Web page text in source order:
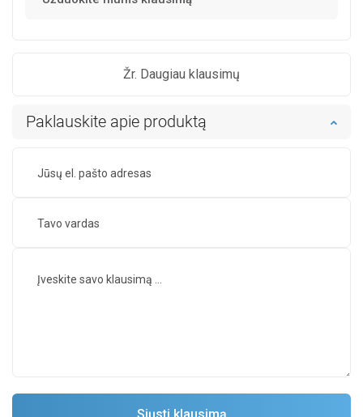
Žr. Daugiau klausimų
Paklauskite apie produktą